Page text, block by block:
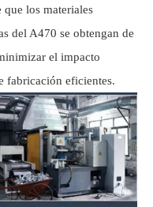
que los materiales
del A470 se obtengan de
el impacto
fabricación eficientes.